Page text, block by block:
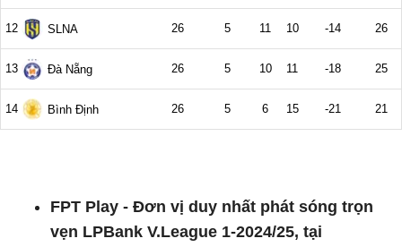
FPT Play - Đơn vị duy nhất phát sóng trọn
vẹn LPBank V.League 1-2024/25, tại